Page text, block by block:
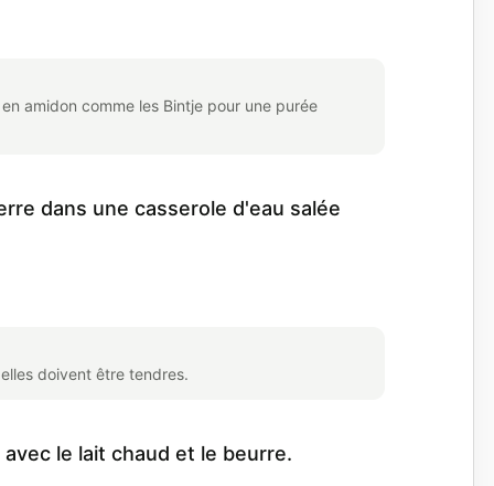
amidon comme les Bintje pour une purée
dans une casserole d'eau salée
doivent être tendres.
le lait chaud et le beurre.